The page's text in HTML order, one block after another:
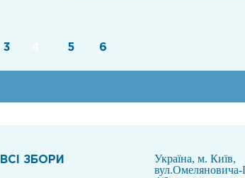
3 5 6
ВСI ЗБОРИ
Україна, м. Київ,
вул.Омеляновича-